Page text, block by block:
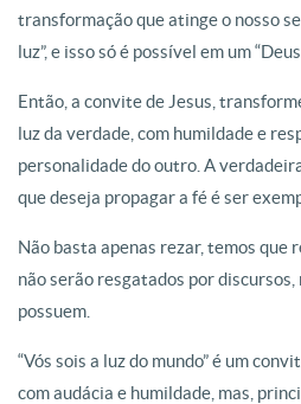
transformação que atinge o nosso
luz”, e isso só é possível em um
Então, a convite de Jesus,
luz da verdade, com humildade e
personalidade do outro. A
que deseja propagar a fé é ser
Não basta apenas rezar, temos que
não serão resgatados por
possuem.
“Vós sois a luz do mundo” é um
com audácia e humildade, mas,